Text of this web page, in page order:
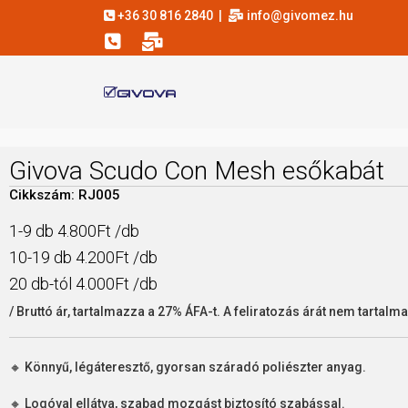
+36 30 816 2840 info@givomez.hu
Givova Scudo Con Mesh esőkabát
Cikkszám: RJ005
1-9 db 4.800Ft /db
10-19 db 4.200Ft /db
20 db-tól 4.000Ft /db
/ Bruttó ár, tartalmazza a 27% ÁFA-t. A feliratozás árát nem
🔸 Könnyű, légáteresztő, gyorsan száradó poliészter anyag.
🔸 Logóval ellátva, szabad mozgást biztosító szabással.